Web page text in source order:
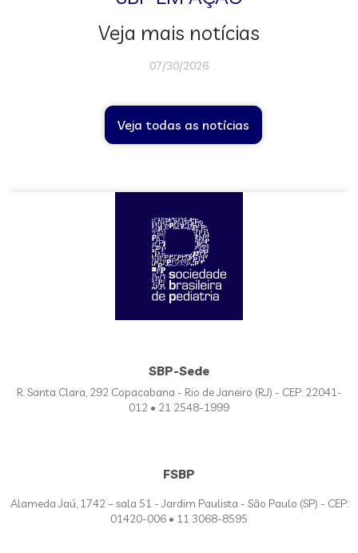
Veja mais notícias
07/30/2026
Veja todas as notícias
SBP-Sede
R. Santa Clara, 292 Copacabana - Rio de Janeiro (RJ) - CEP: 22041-
012 • 21 2548-1999
FSBP
Alameda Jaú, 1742 – sala 51 - Jardim Paulista - São Paulo (SP) - CEP:
01420-006 • 11 3068-8595